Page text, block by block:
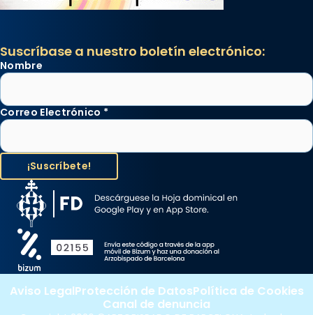
Suscríbase a nuestro boletín electrónico:
Nombre
Correo Electrónico *
Aviso LegalProtección de DatosPolítica de Cookies
Canal de denuncia